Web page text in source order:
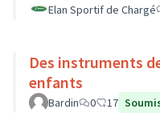
Elan Sportif de Chargé
Des instruments
enfants
Bardin 0 17